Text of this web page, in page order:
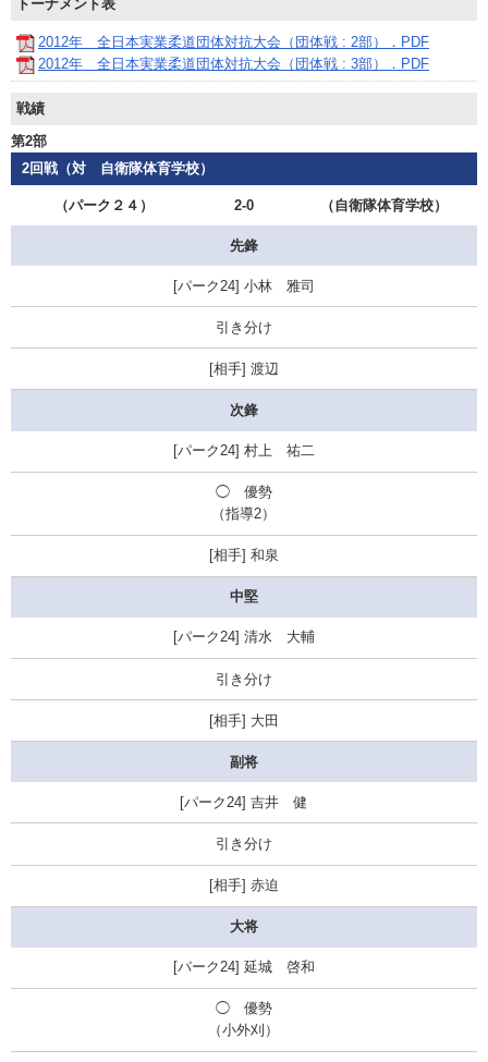
トーナメント表
2012年 全日本実業柔道団体対抗大会（団体戦 : 2部）．PDF
2012年 全日本実業柔道団体対抗大会（団体戦 : 3部）．PDF
戦績
第2部
2回戦（対 自衛隊体育学校）
（パーク２４） 2-0 （自衛隊体育学校）
先鋒
小林 雅司
引き分け
渡辺
次鋒
村上 祐二
◯優勢
（指導2）
和泉
中堅
清水 大輔
引き分け
大田
副将
吉井 健
引き分け
赤迫
大将
延城 啓和
◯優勢
（小外刈）